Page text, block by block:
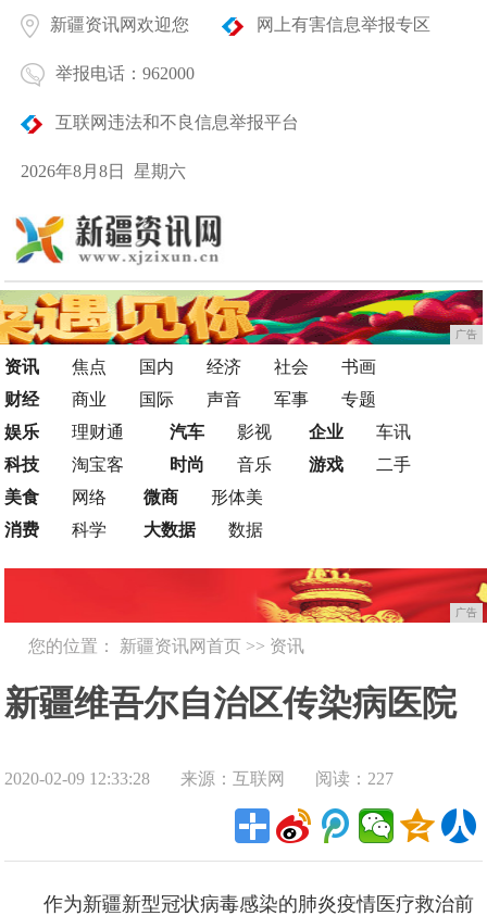
新疆资讯网欢迎您 网上有害信息举报专区
举报电话：962000
互联网违法和不良信息举报平台
2026年8月8日 星期六
广告
资讯 焦点 国内 经济 社会
书画
财经
商业 国际 声音 军事
专题
娱乐
理财通
科技
淘宝客
汽车
影视
时尚
音乐
企业
车讯
游戏
二手
美食
网络
消费
科学
微商
形体美
大数据
数据
广告
您的位置： 新疆资讯网首页 >> 资讯
新疆维吾尔自治区传染病医院
携手华为云WeLink共同抗“疫”
2020-02-09 12:33:28 来源：互联网 阅读：227
作为新疆新型冠状病毒感染的肺炎疫情医疗救治前